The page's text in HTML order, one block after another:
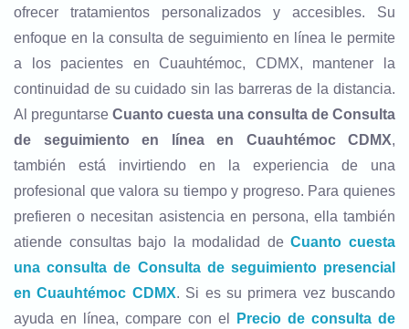
ofrecer tratamientos personalizados y accesibles. Su
enfoque en la consulta de seguimiento en línea le permite
a los pacientes en Cuauhtémoc, CDMX, mantener la
continuidad de su cuidado sin las barreras de la distancia.
Al preguntarse Cuanto cuesta una consulta de Consulta
de seguimiento en línea en Cuauhtémoc CDMX,
también está invirtiendo en la experiencia de una
profesional que valora su tiempo y progreso. Para quienes
prefieren o necesitan asistencia en persona, ella también
atiende consultas bajo la modalidad deCuanto cuesta
una consulta de Consulta de seguimiento presencial
en Cuauhtémoc CDMX. Si es su primera vez buscando
ayuda en línea, compare con el
Precio de consulta de